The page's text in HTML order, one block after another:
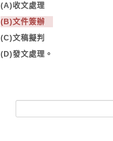
(A)收文處理
(B)文件簽辦
(C)文稿擬判
(D)發文處理。